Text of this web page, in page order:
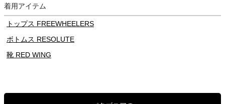
着用アイテム
トップス FREEWHEELERS
ボトムス RESOLUTE
靴 RED WING